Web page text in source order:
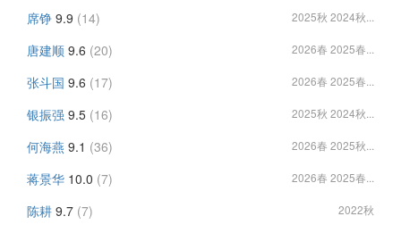
席铮 9.9 (14) 2025秋 2024秋...
唐建顺 9.6 (20) 2026春 2025春...
张斗国 9.6 (17) 2026春 2025春...
银振强 9.5 (16) 2025秋 2024秋...
何海燕 9.1 (36) 2026春 2025秋...
蒋景华 10.0 (7) 2026春 2025春...
陈耕 9.7 (7) 2022秋